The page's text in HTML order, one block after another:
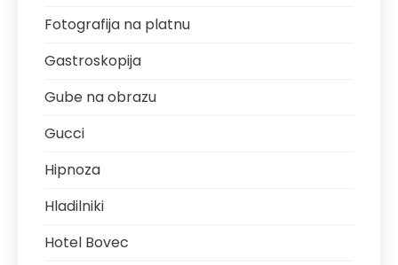
Fotografija na platnu
Gastroskopija
Gube na obrazu
Gucci
Hipnoza
Hladilniki
Hotel Bovec